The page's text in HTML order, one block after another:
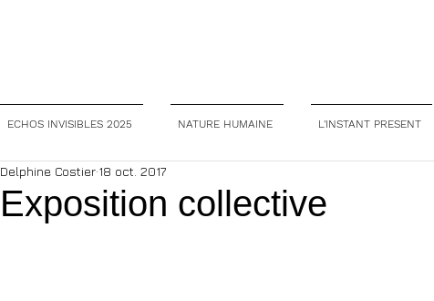
ECHOS INVISIBLES 2025 NATURE HUMAINE L'INSTANT PRESENT
Exposition collective
Delphine Costier 18 oct. 2017